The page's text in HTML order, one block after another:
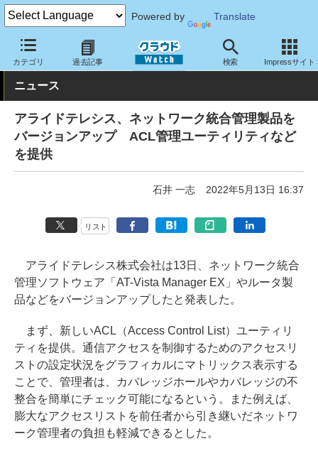
Powered by Translate
カテゴリ 過去記事 検索 Impressサイト
クラウド Watch ネットワーク ネットソフト
ニュース
アライドテレシス、ネットワーク統合管理製品を
バージョンアップ ACL管理ユーティリティなど
を提供
石井 一志 2022年5月13日 16:37
リスト
アライドテレシス株式会社は13日、ネットワーク統合
管理ソフトウェア「AT-Vista Manager EX」やルータ製
品などをバージョンアップしたと発表した。
まず、新しいACL（Access Control List）ユーティリ
ティを提供。通信アクセスを制御するためのアクセスリ
ストの設定状況をグラフィカルにマトリックス表示する
ことで、管理者は、カバレッジホールやカバレッジの不
整合を簡単にチェック可能になるという。また例えば、
膨大なアクセスリストを前任者から引き継いだネットワ
ーク管理者の負担も軽減できるとした。